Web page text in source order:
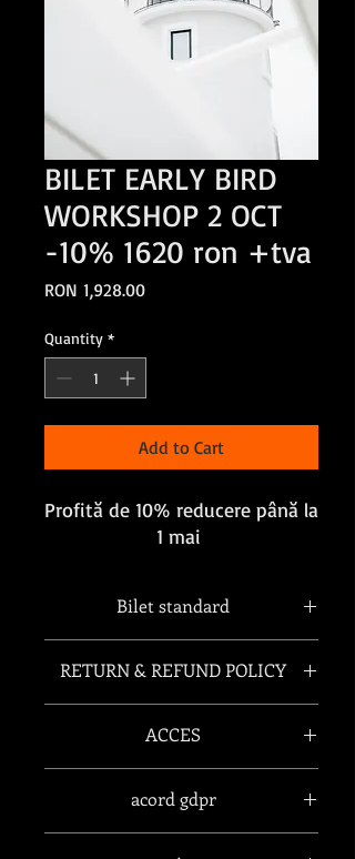
BILET EARLY BIRD
WORKSHOP 2 OCT
-10% 1620 ron +tva
RON 1,928.00Price
Quantity *
Add to Cart
Profită de 10% reducere până la
1 mai
Bilet standard
RETURN & REFUND POLICY
nerambursabile
ACCES
acord gdpr